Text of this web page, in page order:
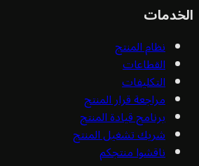
نظام المنتج
القطاعات
التكليفات
مراجعة قرار المنتج
برنامج قيادة المنتج
شريك تشغيل المنتج
ناقشوا منتجكم